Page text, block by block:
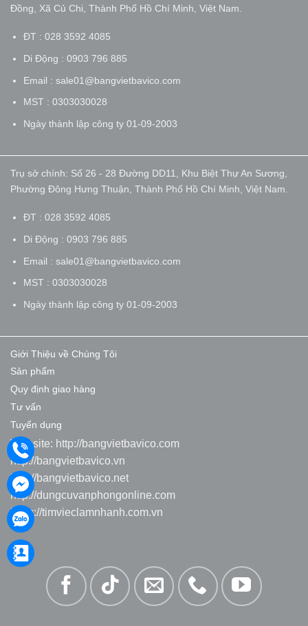
Đồng, Xã Củ Chi, Thành Phố Hồ Chí Minh, Việt Nam.
ĐT : 028 3592 4085
Di Động : 0903 796 885
Email : sale01@bangvietbavico.com
MST : 0303030028
Ngày thành lập công ty 01-09-2003
Trụ sở chính: Số 26 - 28 Đường DD11, Khu Biệt Thự An Sương,
Phường Đông Hưng Thuận, Thành Phố Hồ Chí Minh, Việt Nam.
ĐT : 028 3592 4085
Di Động : 0903 796 885
Email : sale01@bangvietbavico.com
MST : 0303030028
Ngày thành lập công ty 01-09-2003
Giới Thiệu về Chúng Tôi
Sản phẩm
Quy định giao hàng
Tư vấn
Tuyển dụng
Website: http://bangvietbavico.com
http://bangvietbavico.vn
http://bangvietbavico.net
http://dungcuvanphongonline.com
https://timvieclamnhanh.com.vn